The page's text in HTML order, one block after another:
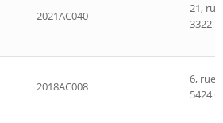
2021AC040
21,
3322
2018AC008
6, rue
5424